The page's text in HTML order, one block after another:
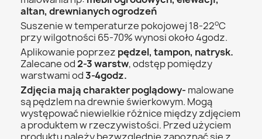
altan, drewnianych ogrodzeń
Suszenie w temperaturze pokojowej 18-22oC
przy wilgotności 65-70% wynosi około 4godz.
Aplikowanie poprzez pędzel, tampon, natrysk.
Zalecane od2-3 warstw, odstęp pomiędzy
warstwami od3-4godz.
Zdjęcia mają charakter poglądowy- malowane
są pędzlem na drewnie świerkowym. Mogą
występować niewielkie różnice między zdjęciem
a produktem w rzeczywistości. Przed użyciem